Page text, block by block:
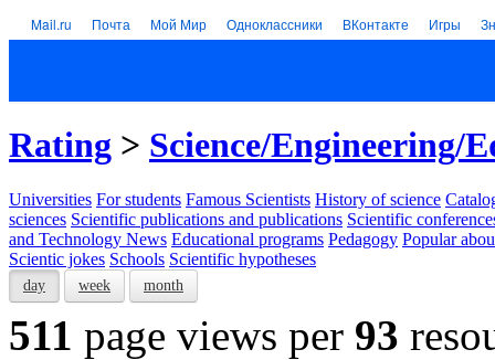
Mail.ru Почта Мой Мир Одноклассники ВКонтакте Игры
Rating > Science/Engineering/
Universities For students Famous Scientists History of science
sciences Scientific publications and publications Scientific
and Technology News Educational programs Pedagogy Popular
Scientic jokes Schools Scientific hypotheses
day week month
511 page views per 93